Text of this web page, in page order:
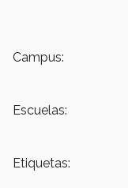
Campus:
Escuelas:
Etiquetas: